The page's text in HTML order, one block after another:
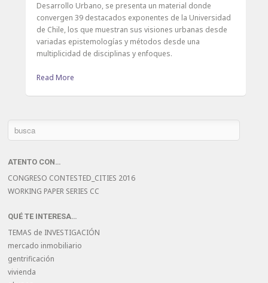
Desarrollo Urbano, se presenta un material donde
convergen 39 destacados exponentes de la Universidad
de Chile, los que muestran sus visiones urbanas desde
variadas epistemologías y métodos desde una
multiplicidad de disciplinas y enfoques.
Read More
ATENTO CON…
CONGRESO CONTESTED_CITIES 2016
WORKING PAPER SERIES CC
QUÉ TE INTERESA…
TEMAS de INVESTIGACIÓN
mercado inmobiliario
gentrificación
vivienda